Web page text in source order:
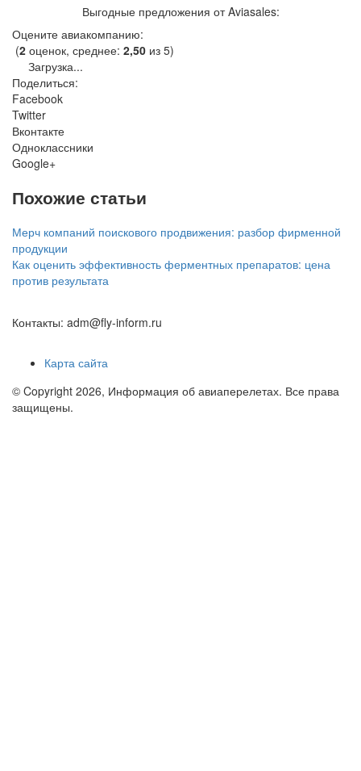
Выгодные предложения от Aviasales:
Оцените авиакомпанию:
(2 оценок, среднее: 2,50 из 5)
Загрузка...
Поделиться:
Facebook
Twitter
Вконтакте
Одноклассники
Google+
Похожие статьи
Мерч компаний поискового продвижения: разбор фирменной
продукции
Как оценить эффективность ферментных препаратов: цена
против результата
Контакты: adm@fly-inform.ru
Карта сайта
© Copyright 2026, Информация об авиаперелетах. Все права
защищены.